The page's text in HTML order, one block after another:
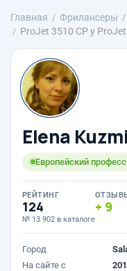
Главная Фрилансеры
ProJet 3510 CP y
Elena
Европейский
РЕЙТИНГ
124
№ 13 902 в каталоге
9
Город
На сайте с